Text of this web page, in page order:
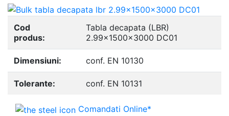
Cod
produs:
Tabla decapata (LBR)
2.99x1500x3000 DC01
Dimensiuni: conf. EN 10130
Tolerante: conf. EN 10131
Comandati Online*